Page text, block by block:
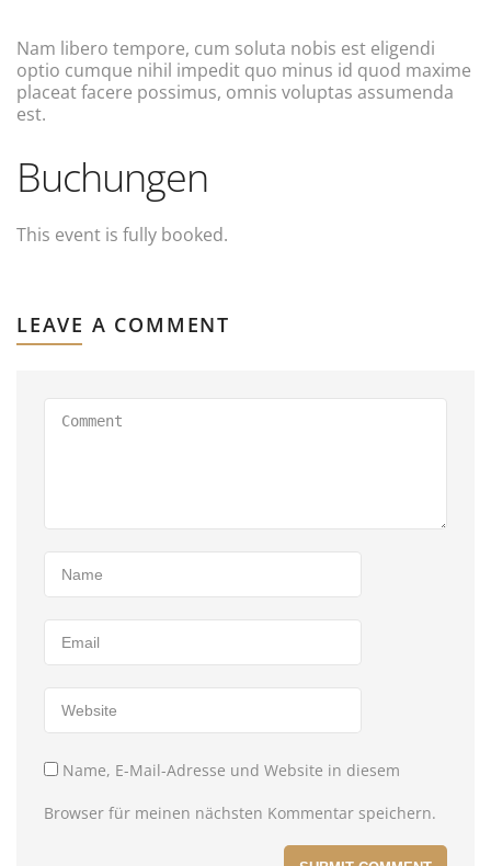
Nam libero tempore, cum soluta nobis est eligendi
optio cumque nihil impedit quo minus id quod maxime
placeat facere possimus, omnis voluptas assumenda
est.
Buchungen
This event is fully booked.
LEAVE A COMMENT
Name, E-Mail-Adresse und Website in diesem
Browser für meinen nächsten Kommentar speichern.